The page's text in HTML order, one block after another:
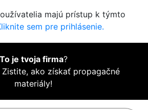
majú prístup k týmto
sem pre prihlásenie.
To je tvoja firma?
Zistite, ako získať propagačné
materiály!